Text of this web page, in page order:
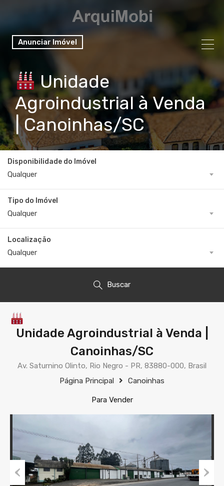
Anunciar Imóvel
Unidade
Agroindustrial à Venda
| Canoinhas/SC
Disponibilidade do Imóvel
Qualquer
Tipo do Imóvel
Qualquer
Localização
Qualquer
Buscar
Unidade Agroindustrial à Venda |
Canoinhas/SC
Av. Saturnino Olinto, Rio Negro - PR, 83880-000, Brasil
Página Principal
Canoinhas
Para Vender